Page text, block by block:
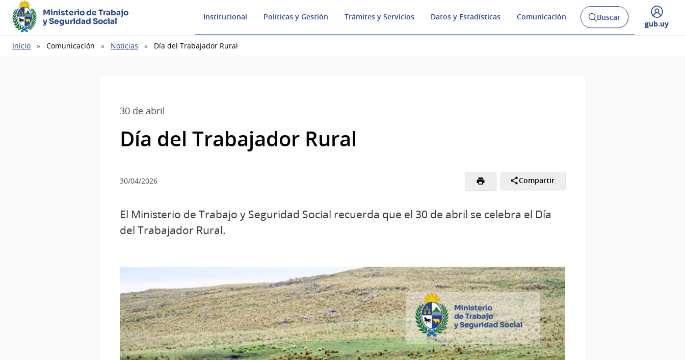
Ministerio de Trabajo
y Seguridad Social
Institucional Políticas y Gestión Trámites y Servicios Datos y Estadísticas Comunicación
Abrir
buscador
Buscar
Desplegar
gub.uy
Ruta
Inicio Comunicación Noticias Día del Trabajador Rural
30 de abril
Día del Trabajador Rural
30/04/2026 Compartir
El Ministerio de Trabajo y Seguridad Social recuerda que el 30 de abril se celebra el Día
del Trabajador Rural.